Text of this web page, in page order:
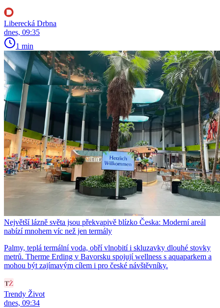
Liberecká Drbna
dnes, 09:35
1 min
Největší lázně světa jsou překvapivě blízko Česka: Moderní areál
nabízí mnohem víc než jen termály
Palmy, teplá termální voda, obří vlnobití i skluzavky dlouhé stovky
metrů. Therme Erding v Bavorsku spojují wellness s aquaparkem a
mohou být zajímavým cílem i pro české návštěvníky.
Trendy Život
dnes, 09:34